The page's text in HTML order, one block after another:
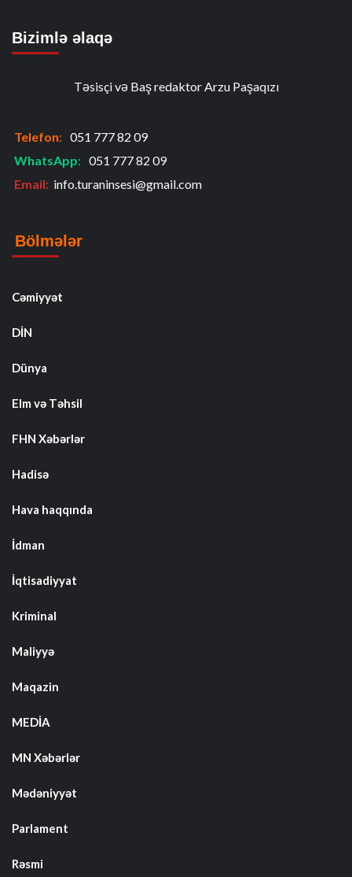
Bizimlə əlaqə
Təsisçi və Baş redaktor Arzu Paşaqızı
Telefon: 051 777 82 09
WhatsApp: 051 777 82 09
Email: info.turaninsesi@gmail.com
Bölmələr
Cəmiyyət
DİN
Dünya
Elm və Təhsil
FHN Xəbərlər
Hadisə
Hava haqqında
İdman
İqtisadiyyat
Kriminal
Maliyyə
Maqazin
MEDİA
MN Xəbərlər
Mədəniyyət
Parlament
Rəsmi